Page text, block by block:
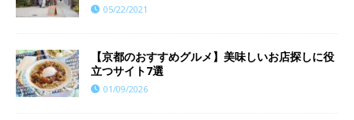
05/22/2021
【京都のおすすめグルメ】美味しいお店探しに役
立つサイト7選
01/09/2026